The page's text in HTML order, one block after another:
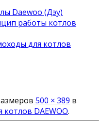
Daewoo (Дэу)
работы котлов
для котлов
500 × 389 в
DAEWOO.